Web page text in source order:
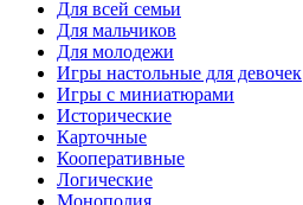
Для всей семьи
Для мальчиков
Для молодежи
Игры настольные для девочек
Игры с миниатюрами
Исторические
Карточные
Кооперативные
Логические
Монополия